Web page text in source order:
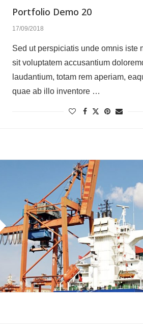
Portfolio Demo 20
17/09/2018
Sed ut perspiciatis unde omnis iste
sit voluptatem accusantium
laudantium, totam rem aperiam,
quae ab illo inventore …